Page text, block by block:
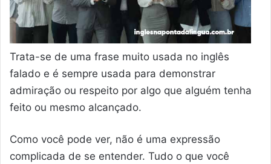
Trata-se de uma frase muito usada no inglês
falado e é sempre usada para demonstrar
admiração ou respeito por algo que alguém tenha
feito ou mesmo alcançado.
Como você pode ver, não é uma expressão
complicada de se entender. Tudo o que você